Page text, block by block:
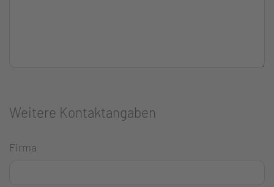
Weitere Kontaktangaben
Firma